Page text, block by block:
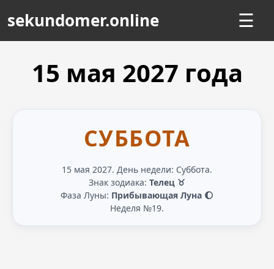
sekundomer.online ☰
15 мая 2027 года
СУББОТА
15 мая 2027. День недели: Суббота.
Знак зодиака: Телец ♉
Фаза Луны: Прибывающая Луна 🌔
Неделя №19.